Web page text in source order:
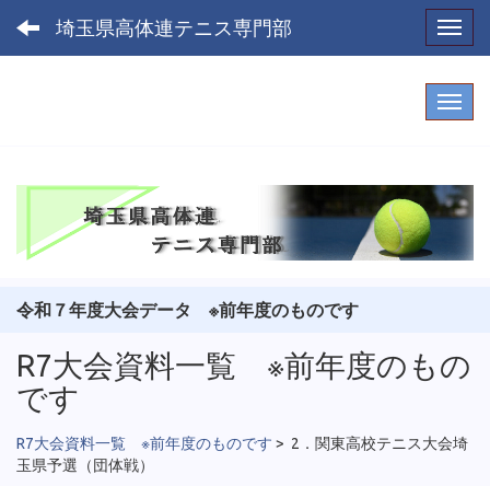
埼玉県高体連テニス専門部
令和７年度大会データ ※前年度のものです
R7大会資料一覧 ※前年度のもの
です
R7大会資料一覧 ※前年度のものです > 2．関東高校テニス大会埼
玉県予選（団体戦）